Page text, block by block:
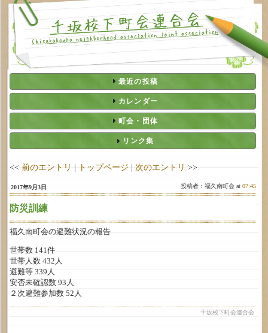
最近の投稿
カレンダー
町会・団体
リンク集
<< 前のエントリ | トップページ | 次のエントリ >>
2017年9月3日 投稿者：福久南町会 at07:45
防災訓練
福久南町会の避難状況の報告
世帯数 141件
世帯人数 432人
避難等 339人
安否未確認数 93人
２次避難参加数 52人
千坂校下町会連合会